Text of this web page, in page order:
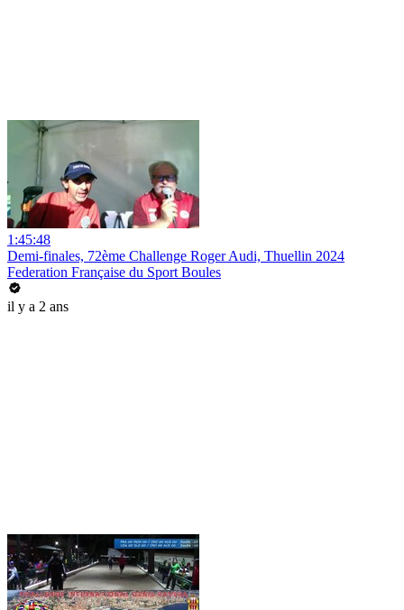
1:45:48
Demi-finales, 72ème Challenge Roger Audi, Thuellin 2024
Federation Française du Sport Boules
il y a 2 ans